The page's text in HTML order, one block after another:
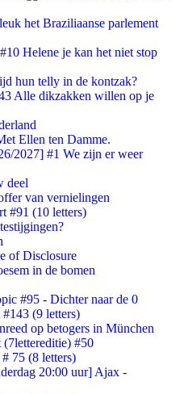
het Braziliaanse parlement
Helene je kan het niet stop
hun telly in de kontzak?
Alle dikzakken willen op je
Ellen ten Damme.
2027] #1 We zijn er weer
deel
van vernielingen
#91 (10 letters)
of Disclosure
in de bomen
#95 - Dichter naar de 0
(9 letters)
op betogers in München
(7lettereditie) #50
75 (8 letters)
20:00 uur] Ajax -